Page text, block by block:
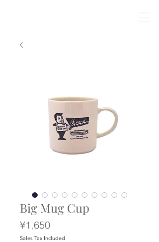
Big Mug Cup
¥1,650Price
Sales Tax Included